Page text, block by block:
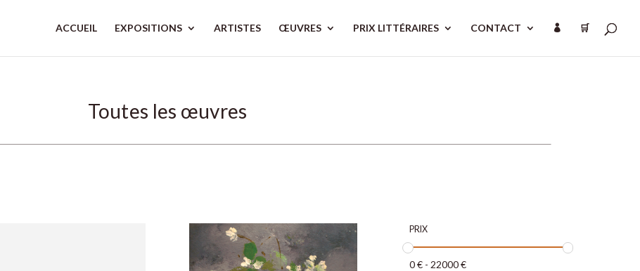
ACCUEIL EXPOSITIONS ARTISTES ŒUVRES PRIX LITTÉRAIRES CONTACT  🛒
Toutes les œuvres
PRIX
0€- 22000€